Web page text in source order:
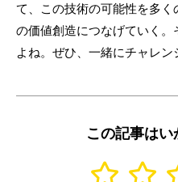
て、この技術の可能性を多
の価値創造につなげていく
よね。ぜひ、一緒にチャレン
この記事はい